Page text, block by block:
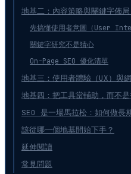
地基二：內容策略與關鍵字佈局
先搞懂使用者意圖（User
關鍵字研究不是猜心
On-Page SEO 優化清單
地基三：使用者體驗（UX）與
地基四：把工具當輔助，而不
SEO 是一場馬拉松：如何做長
該從哪一個地基開始下手？
延伸閱讀
常見問題